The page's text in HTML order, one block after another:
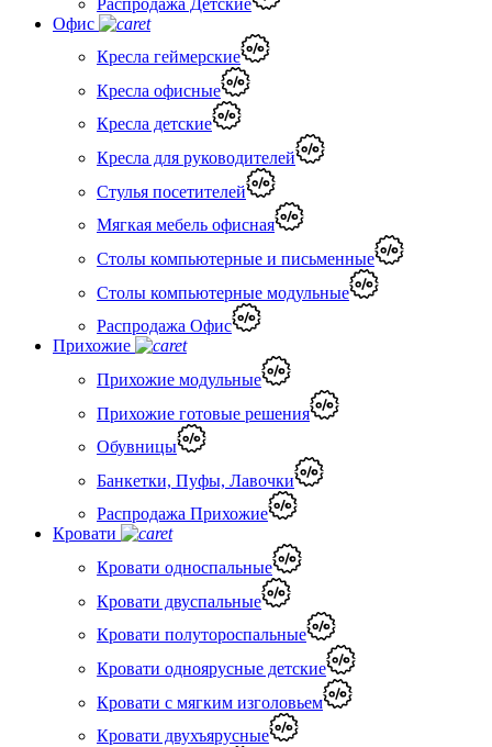
Офис
Кресла геймерские
Кресла офисные
Кресла детские
Кресла для руководителей
Стулья посетителей
Мягкая мебель офисная
Столы компьютерные и письменные
Столы компьютерные модульные
Распродажа Офис
Прихожие
Прихожие модульные
Прихожие готовые решения
Обувницы
Банкетки, Пуфы, Лавочки
Распродажа Прихожие
Кровати
Кровати односпальные
Кровати двуспальные
Кровати полутороспальные
Кровати одноярусные детские
Кровати с мягким изголовьем
Кровати двухъярусные